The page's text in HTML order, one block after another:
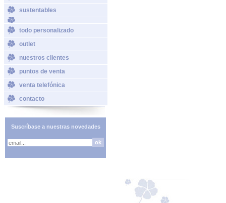
sustentables
todo personalizado
outlet
nuestros clientes
puntos de venta
venta telefónica
contacto
Suscríbase a nuestras novedades